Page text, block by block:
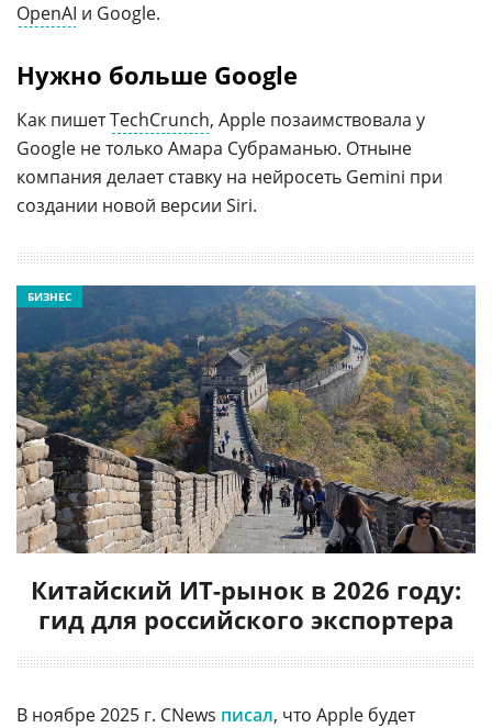
OpenAI и Google.
Нужно больше Google
Как пишетTechCrunch, Apple позаимствовала у
Google не только Амара Субраманью. Отныне
компания делает ставку на нейросеть Gemini при
создании новой версии Siri.
Китайский ИТ-рынок в 2026 году:
гид для российского экспортера
БИЗНЕС
В ноябре 2025 г. CNews писал, что Apple будет